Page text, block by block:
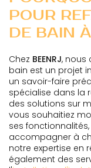
POUR
DE BAIN
Chez BEENRJ, nous
bain est un projet
un savoir-faire
spécialise dans la
des solutions sur
vous souhaitiez
ses
accompagner à
notre expertise en
également des